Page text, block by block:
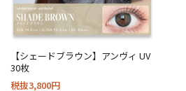
【シェードブラウン】アンヴィ UV
30枚
税抜3,800円